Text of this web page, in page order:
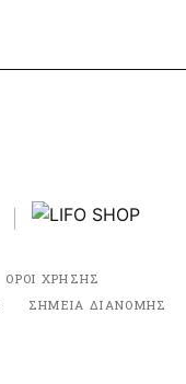
ΟΡΟΙ ΧΡΗΣΗΣ
ΣΗΜΕΙΑ ΔΙΑΝΟΜΗΣ